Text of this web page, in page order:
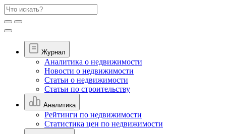
Журнал
Аналитика о недвижимости
Новости о недвижимости
Статьи о недвижимости
Статьи по строительству
Аналитика
Рейтинги по недвижимости
Статистика цен по недвижимости